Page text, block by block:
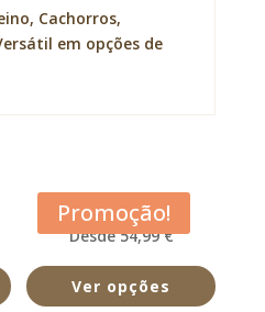
Cachorros,
em opções de
Promoção!
Acana Classic Red
Desde 54,99 €
Ver opções